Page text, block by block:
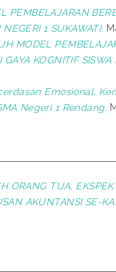
PEMBELAJARAN
1 SUKAWATI.
MODEL
KOGNITIF
Emosional,
Negeri 1 Rendang.
ORANG TUA,
AKUNTANSI SE-